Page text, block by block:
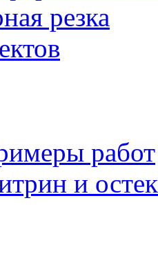
резка
работ
и